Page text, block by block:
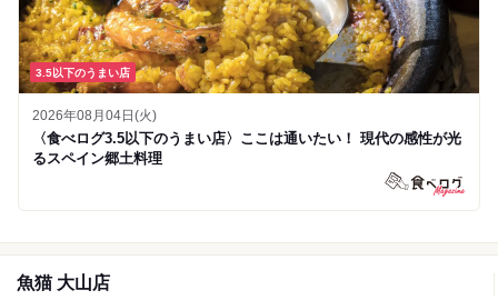
3.5以下のうまい店
2026年08月04日(火)
〈食べログ3.5以下のうまい店〉ここは通いたい！ 現代の感性が光
るスペイン郷土料理
魚猫 大山店